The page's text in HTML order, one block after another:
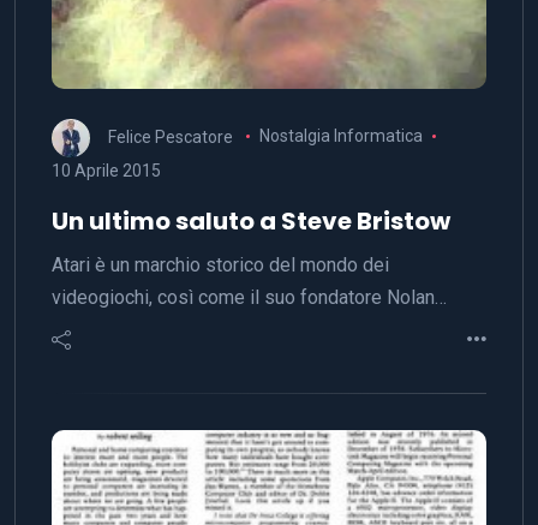
Felice Pescatore
Nostalgia Informatica
10 Aprile 2015
Un ultimo saluto a Steve Bristow
Atari è un marchio storico del mondo dei
videogiochi, così come il suo fondatore Nolan…